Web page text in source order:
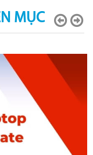
MỤC